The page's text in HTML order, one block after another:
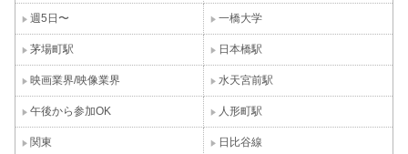
週5日〜 一橋大学
茅場町駅 日本橋駅
映画業界/映像業界 水天宮前駅
午後から参加OK 人形町駅
関東 日比谷線